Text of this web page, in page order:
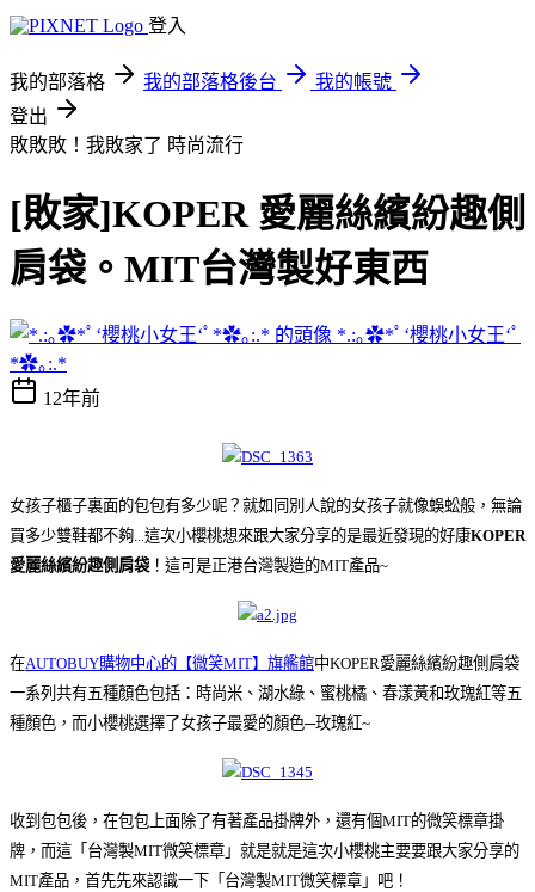
登入
我的部落格 我的部落格後台
我的帳號
登出
敗敗敗！我敗家了 時尚流行
[敗家]KOPER 愛麗絲繽紛趣側
肩袋。MIT台灣製好東西
*.:｡✿*ﾟ‘櫻桃小女王‘ﾟ
*✿｡:.*
12年前
女孩子櫃子裏面的包包有多少呢？就如同別人說的女孩子就像蜈蚣般，無論
買多少雙鞋都不夠...這次小櫻桃想來跟大家分享的是最近發現的好康KOPER
愛麗絲繽紛趣側肩袋！這可是正港台灣製造的MIT產品~
在AUTOBUY購物中心的【微笑MIT】旗艦館中KOPER愛麗絲繽紛趣側肩袋
一系列共有五種顏色包括：時尚米、湖水綠、蜜桃橘、春漾黃和玫瑰紅等五
種顏色，而小櫻桃選擇了女孩子最愛的顏色─玫瑰紅~
收到包包後，在包包上面除了有著產品掛牌外，還有個MIT的微笑標章掛
牌，而這「台灣製MIT微笑標章」就是就是這次小櫻桃主要要跟大家分享的
MIT產品，首先先來認識一下「台灣製MIT微笑標章」吧！